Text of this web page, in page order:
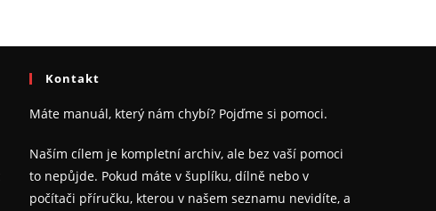
Kontakt
Máte manuál, který nám chybí? Pojďme si pomoci.
Naším cílem je kompletní archiv, ale bez vaší pomoci
to nepůjde. Pokud máte v šuplíku, dílně nebo v
počítači příručku, kterou v našem seznamu nevidíte, a